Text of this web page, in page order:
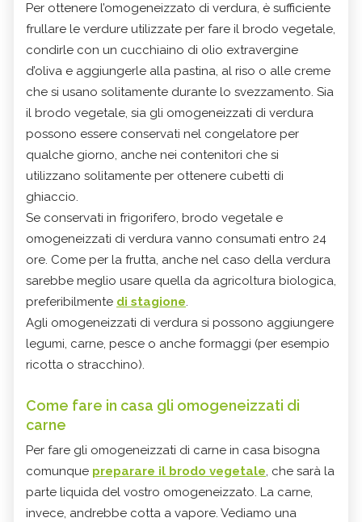
Per ottenere l’omogeneizzato di verdura, è sufficiente
frullare le verdure utilizzate per fare il brodo vegetale,
condirle con un cucchiaino di olio extravergine
d’oliva e aggiungerle alla pastina, al riso o alle creme
che si usano solitamente durante lo svezzamento. Sia
il brodo vegetale, sia gli omogeneizzati di verdura
possono essere conservati nel congelatore per
qualche giorno, anche nei contenitori che si
utilizzano solitamente per ottenere cubetti di
ghiaccio.
Se conservati in frigorifero, brodo vegetale e
omogeneizzati di verdura vanno consumati entro 24
ore. Come per la frutta, anche nel caso della verdura
sarebbe meglio usare quella da agricoltura biologica,
preferibilmente di stagione.
Agli omogeneizzati di verdura si possono aggiungere
legumi, carne, pesce o anche formaggi (per esempio
ricotta o stracchino).
Come fare in casa gli omogeneizzati di
carne
Per fare gli omogeneizzati di carne in casa bisogna
comunque preparare il brodo vegetale, che sarà la
parte liquida del vostro omogeneizzato. La carne,
invece, andrebbe cotta a vapore. Vediamo una